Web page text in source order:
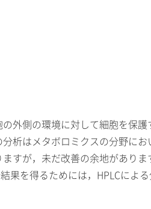
外側の環境に対して細胞を保護
析はメタボロミクスの分野にお
すが，未だ改善の余地がありま
を得るためには，HPLCによる